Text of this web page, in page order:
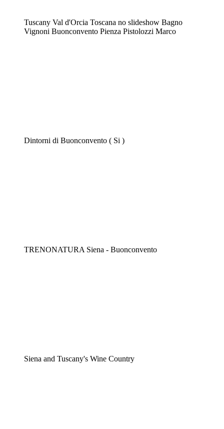
Tuscany Val d'Orcia Toscana no slideshow Bagno
Vignoni Buonconvento Pienza Pistolozzi Marco
Dintorni di Buonconvento ( Si )
TRENONATURA Siena - Buonconvento
Siena and Tuscany's Wine Country